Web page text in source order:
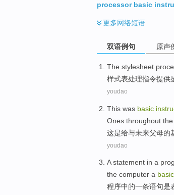
processor basic
更多网络短语
双语例句 原声
The stylesheet
样式表处理指令提供
youdao
This was basic
Ones throughout the
这是给与未来父母的
youdao
A statement in a
the computer a basic
程序中的一条语句是